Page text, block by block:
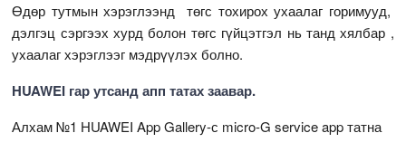
Өдөр тутмын хэрэглээнд төгс тохирох ухаалаг горимууд,
дэлгэц сэргээх хурд болон төгс гүйцэтгэл нь танд хялбар ,
ухаалаг хэрэглээг мэдрүүлэх болно.
HUAWEI гар утсанд апп татах заавар.
Алхам №1 HUAWEI App Gallery-с micro-G service app татна